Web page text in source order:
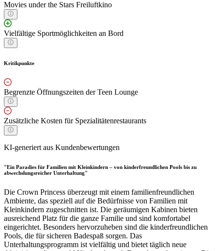
Movies under the Stars Freiluftkino
Vielfältige Sportmöglichkeiten an Bord
Kritikpunkte
Begrenzte Öffnungszeiten der Teen Lounge
Zusätzliche Kosten für Spezialitätenrestaurants
KI-generiert aus Kundenbewertungen
"Ein Paradies für Familien mit Kleinkindern – von kinderfreundlichen Pools bis zu
abwechslungsreicher Unterhaltung"
Die Crown Princess überzeugt mit einem familienfreundlichen
Ambiente, das speziell auf die Bedürfnisse von Familien mit
Kleinkindern zugeschnitten ist. Die geräumigen Kabinen bieten
ausreichend Platz für die ganze Familie und sind komfortabel
eingerichtet. Besonders hervorzuheben sind die kinderfreundlichen
Pools, die für sicheren Badespaß sorgen. Das
Unterhaltungsprogramm ist vielfältig und bietet täglich neue